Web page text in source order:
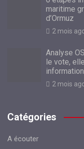
maritime
d’Ormuz
2 mois
Analyse
le vote,
2 mois
Catégories
A écouter